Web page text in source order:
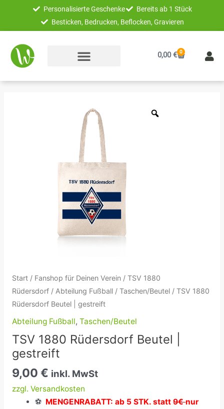
springen
Personalisierte Geschenke
Bereits ab 1 Stück
Besticken, Bedrucken, Beflocken, Gravieren
0,00€ 0
Warenkorb
Start/ Fanshop für Deinen Verein/ TSV 1880
Rüdersdorf/ Abteilung Fußball/ Taschen/Beutel/ TSV 1880
Rüdersdorf Beutel | gestreift
Abteilung Fußball, Taschen/Beutel
TSV 1880 Rüdersdorf Beutel |
gestreift
9,00 € inkl. MwSt
zzgl. Versandkosten
⚽ MENGENRABATT: ab 5 STK. statt9€nur